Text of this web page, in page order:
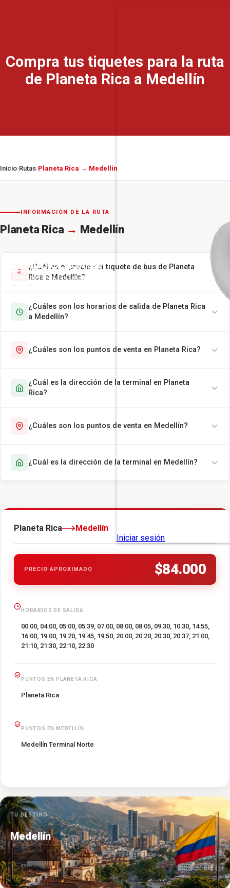
Compra tus tiquetes para la ruta
de Planeta Rica a Medellín
Inicio›Rutas›Planeta Rica → Medellín
INFORMACIÓN DE LA RUTA
Planeta Rica → Medellín
¿Cuál es el precio del tiquete de bus de Planeta
Rica a Medellín?
¿Cuáles son los horarios de salida de Planeta Rica
a Medellín?
¿Cuáles son los puntos de venta en Planeta Rica?
¿Cuál es la dirección de la terminal en Planeta
Rica?
¿Cuáles son los puntos de venta en Medellín?
¿Cuál es la dirección de la terminal en Medellín?
Planeta Rica Medellín
PRECIO APROXIMADO $84.000
HORARIOS DE SALIDA
00:00, 04:00, 05:00, 05:39, 07:00, 08:00, 08:05, 09:30, 10:30, 14:55,
16:00, 19:00, 19:20, 19:45, 19:50, 20:00, 20:20, 20:30, 20:37, 21:00,
21:10, 21:30, 22:10, 22:30
PUNTOS EN PLANETA RICA
Planeta Rica
PUNTOS EN MEDELLÍN
Medellín Terminal Norte
TU DESTINO
Medellín